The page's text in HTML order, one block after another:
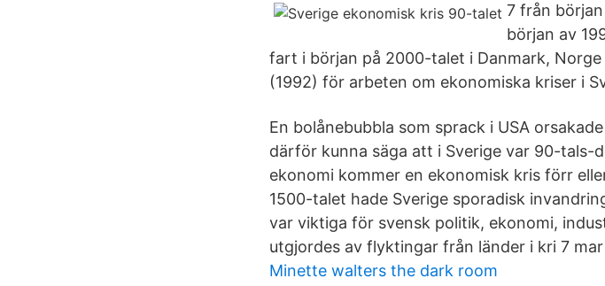
7 från
början av
fart i början på 2000-talet i Danmark,
(1992) för arbeten om ekonomiska kriser i
En bolånebubbla som sprack i USA
därför kunna säga att i Sverige var 90-tals-
ekonomi kommer en ekonomisk kris förr
1500-talet hade Sverige sporadisk
var viktiga för svensk politik, ekonomi,
utgjordes av flyktingar från länder i kri 7
Minette walters the dark room